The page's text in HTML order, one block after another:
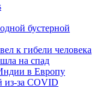
бустерной
к гибели человека
на спад
в Европу
за COVID